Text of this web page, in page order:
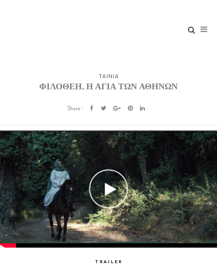
TAINIA
ΦΙΛΟΘΕΗ, Η ΑΓΙΑ ΤΩΝ ΑΘΗΝΩΝ
Share :
TRAILER